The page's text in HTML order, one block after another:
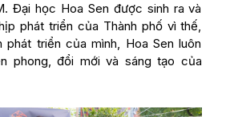
Đại học Hoa Sen được sinh ra và
phát triển của Thành phố vì thế,
phát triển của mình, Hoa Sen luôn
phong, đổi mới và sáng tạo của